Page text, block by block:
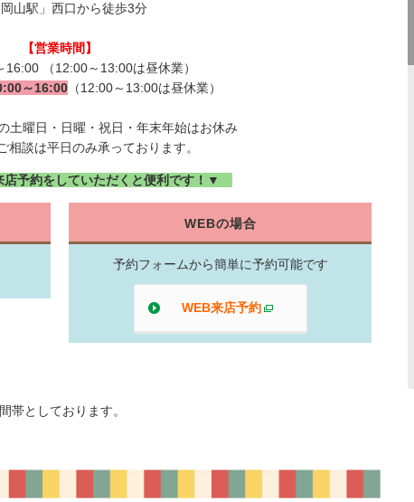
山駅」西口から徒歩3分
【営業時間】
（12:00～13:00は昼休業）
～16:00 （12:00～13:00は昼休業）
土曜日・日曜・祝日・年末年始はお休み
相談は平日のみ承っております。
予約をしていただくと便利です！▼
WEBの場合
予約フォームから簡単に予約可能です
WEB来店予約
としております。